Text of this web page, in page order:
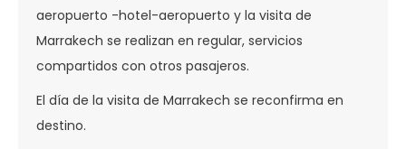
aeropuerto -hotel-aeropuerto y la visita de
Marrakech se realizan en regular, servicios
compartidos con otros pasajeros.
El día de la visita de Marrakech se reconfirma en
destino.